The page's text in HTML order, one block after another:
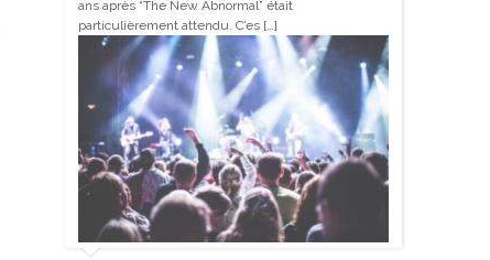
ans après “The New Abnormal” était
particulièrement attendu. C’es […]